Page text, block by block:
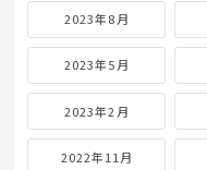
2023年8月
2023年5月
2023年2月
2022年11月